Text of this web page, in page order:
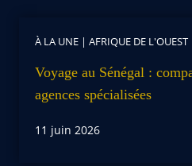
À LA UNE | AFRIQUE DE L'OUEST
Voyage au Sénégal :
agences spécialisées
11 juin 2026